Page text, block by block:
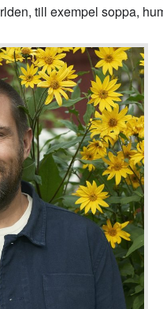
till exempel soppa,